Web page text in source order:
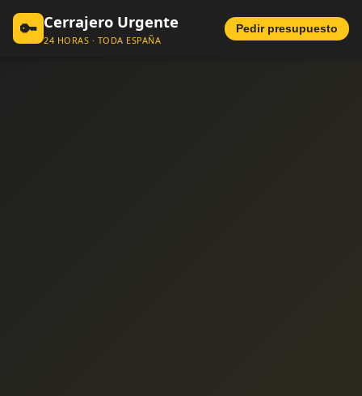
🔑 Cerrajero Urgente
24 HORAS · TODA ESPAÑA
Pedir presupuesto